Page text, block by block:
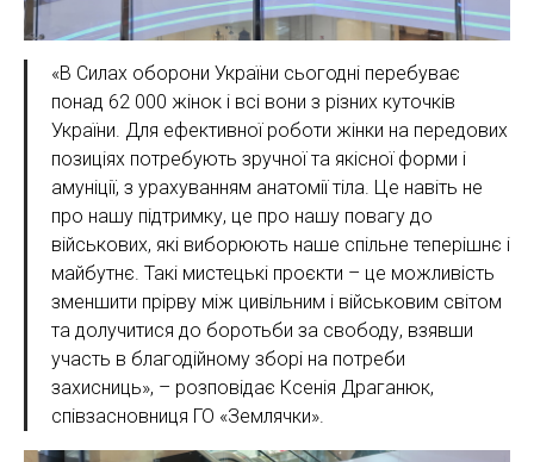
«В Силах оборони України сьогодні перебуває
понад 62 000 жінок і всі вони з різних куточків
України. Для ефективної роботи жінки на передових
позиціях потребують зручної та якісної форми і
амуніції, з урахуванням анатомії тіла. Це навіть не
про нашу підтримку, це про нашу повагу до
військових, які виборюють наше спільне теперішнє і
майбутнє. Такі мистецькі проєкти – це можливість
зменшити прірву між цивільним і військовим світом
та долучитися до боротьби за свободу, взявши
участь в благодійному зборі на потреби
захисниць», – розповідає Ксенія Драганюк,
співзасновниця ГО «Землячки».